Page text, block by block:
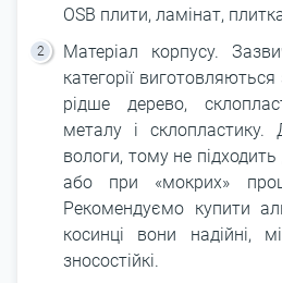
OSB плити, ламінат,
Матеріал корпусу.
категорії
рідше дерево,
металу і
вологи, тому не
або при «мокрих»
Рекомендуємо купити
косинці вони надійні,
зносостійкі.